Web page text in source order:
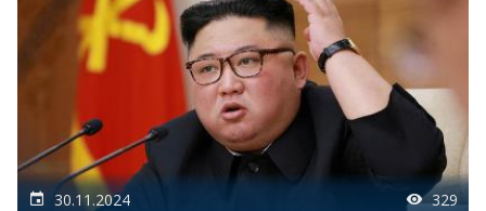
30.11.2024 329